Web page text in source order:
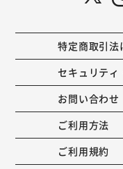
特定商取引法
セキュリテ
お問い合わせ
ご利用方法
ご利用規約